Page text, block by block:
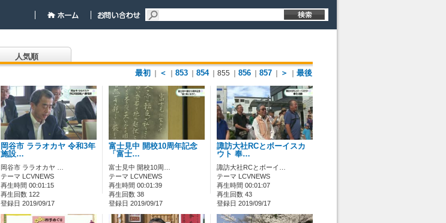
人気順
最初
＜ 853 854 ｜855 856 857 ＞ 最後
岡谷市 ララオカヤ 令和3年
施設…
岡谷市 ララオカヤ …
テーマ LCVNEWS
再生時間 00:01:15
再生回数 122
登録日 2019/09/17
富士見中 開校10周年記念
「富士…
富士見中 開校10周…
テーマ LCVNEWS
再生時間 00:01:39
再生回数 38
登録日 2019/09/17
諏訪大社RCとボーイスカ
ウト 奉…
諏訪大社RCとボーイ…
テーマ LCVNEWS
再生時間 00:01:07
再生回数 43
登録日 2019/09/17